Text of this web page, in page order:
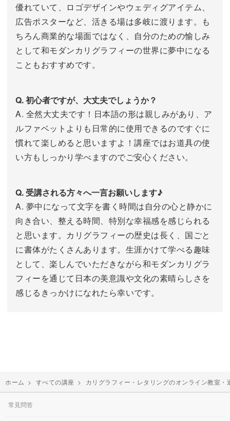
優れていて、ロゴデザインやウェディグアイテム、
広告ポスターなど、活きる場は多岐に渡ります。も
ちろん商業的な場面ではなく、自分のための愉しみ
として和モダンカリグラフィーの世界に夢中になる
こともおすすめです。
Q. 初心者ですが、大丈夫でしょうか？
A. 全然大丈夫です！日本語の形は親しみがあり、ア
ルファベットよりも日常的に使用できるのですぐに
慣れて楽しめると思いますよ！講座ではお道具の使
い方もしっかり学べますのでご安心ください。
Q. 受講される方々へ一言お願いします♪
A. 夢中になって文字を書く時間は自分の心と静かに
向き合い、整える時間、特別な幸福感を感じられる
と思います。カリグラフィーの歴史は長く、国ごと
に書体がたくさんあります。生涯かけて学べる趣味
として、楽しんでいただきながら和モダンカリグラ
フィーを通じて日本の美意識や文化の素晴らしさを
感じるきっかけになれたら幸いです。
ホーム > すべての講座 > カリグラフィー・レタリングのオンライン教室・
常見問答